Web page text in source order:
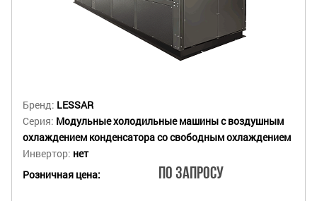
Бренд: LESSAR
Серия: Модульные холодильные машины с воздушным
охлаждением конденсатора со свободным охлаждением
Инвертор: нет
Розничная цена:
По запросу